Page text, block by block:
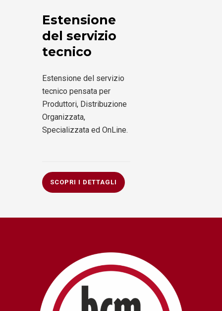
Estensione
del servizio
tecnico
Estensione del servizio
tecnico pensata per
Produttori, Distribuzione
Organizzata,
Specializzata ed OnLine.
SCOPRI I DETTAGLI